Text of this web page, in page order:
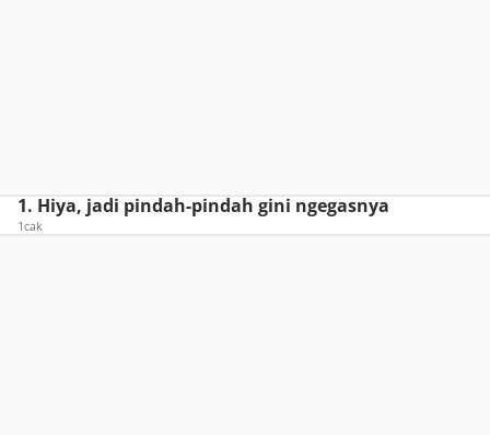
1. Hiya, jadi pindah-pindah gini ngegasnya
1cak